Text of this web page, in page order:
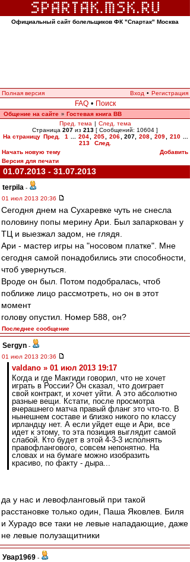
Официальный сайт болельщиков ФК "Спартак" Москва
Полная версия Вход • Регистрация
FAQ • Поиск
Общение на сайте » Гостевая книга ВВ
Пред. тема | След. тема
Страница 207 из 213 [ Сообщений: 10604 ]
На страницу Пред. 1 204 205 206 207, 208 209 210
213
След.
Начать новую тему
Добавить
Версия для печати
01.07.2013 - 31.07.2013
terpila -
01 июл 2013 20:36
Сегодня днем на Сухаревке чуть не снесла
половину попы мерину Ари. Был запаркован у
ТЦ и выезжал задом, не глядя.
Ари - мастер игры на "носовом платке". Мне
сегодня самой понадобились эти способности,
чтоб увернуться.
Вроде он был. Потом подобралась, чтоб
поближе лицо рассмотреть, но он в этот
момент
голову опустил. Номер 588, он?
Последнее сообщение
Sergyn -
01 июл 2013 20:36
valdano » 01 июл 2013 19:17
Когда и где Макгиди говорил, что не хочет
играть в России? Он сказал, что доиграет
свой контракт, и хочет уйти. А это абсолютно
разные вещи. Кстати, после просмотра
вчерашнего матча правый фланг это что-то. В
нынешнем составе и близко никого по классу
ирландцу нет. А если уйдет еще и Ари, все
идет к этому, то эта позиция выглядит самой
слабой. Кто будет в этой 4-3-3 исполнять
правофлангового, совсем непонятно. На
словах и на бумаге можно изобразить
красиво, по факту - дыра...
да у нас и левофланговый при такой
расстановке только один, Паша Яковлев. Биля
и Хурадо все таки не левые нападающие, даже
не левые полузащитники
Увар1969 -